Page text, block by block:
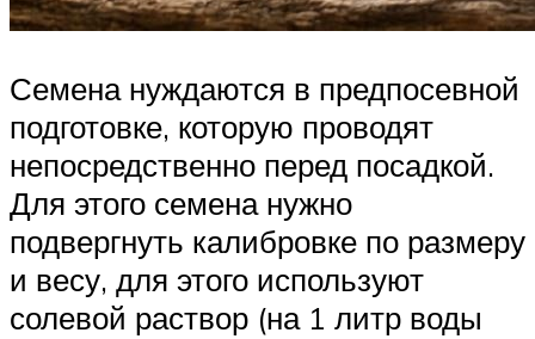
Семена нуждаются в предпосевной
подготовке, которую проводят
непосредственно перед посадкой.
Для этого семена нужно
подвергнуть калибровке по размеру
и весу, для этого используют
солевой раствор (на 1 литр воды